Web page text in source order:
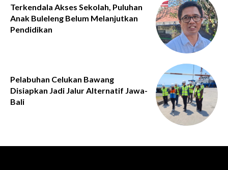
Terkendala Akses Sekolah, Puluhan
Anak Buleleng Belum Melanjutkan
Pendidikan
Pelabuhan Celukan Bawang
Disiapkan Jadi Jalur Alternatif Jawa-
Bali